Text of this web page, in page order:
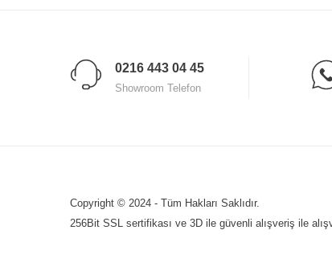
0216 443 04 45
Showroom Telefon
Copyright © 2024 - Tüm Hakları Saklıdır.
256Bit SSL sertifikası ve 3D ile güvenli alışveriş ile